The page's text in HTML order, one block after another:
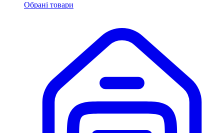
Обрані товари